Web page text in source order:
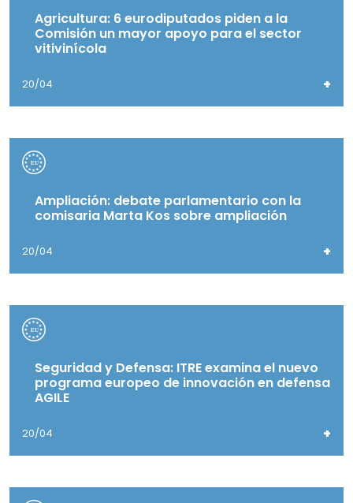
Agricultura: 6 eurodiputados piden a la
Comisión un mayor apoyo para el sector
vitivinícola
20/04 +
Ampliación: debate parlamentario con la
comisaria Marta Kos sobre ampliación
20/04 +
Seguridad y Defensa: ITRE examina el nuevo
programa europeo de innovación en defensa
AGILE
20/04 +